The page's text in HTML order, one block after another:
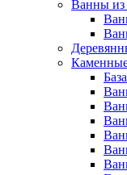
Ванны из